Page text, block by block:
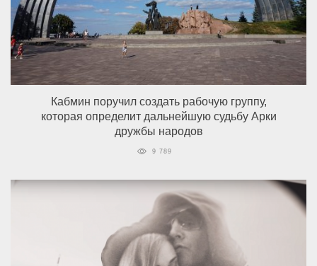
Кабмин поручил создать рабочую группу,
которая определит дальнейшую судьбу Арки
дружбы народов
9 789